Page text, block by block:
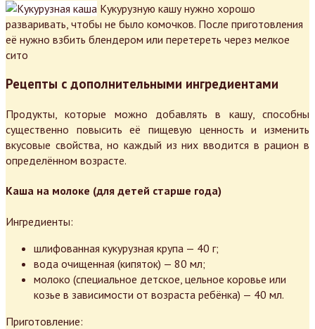
Кукурузную кашу нужно хорошо
разваривать, чтобы не было комочков. После приготовления
её нужно взбить блендером или перетереть через мелкое
сито
Рецепты с дополнительными ингредиентами
Продукты, которые можно добавлять в кашу, способны
существенно повысить её пищевую ценность и изменить
вкусовые свойства, но каждый из них вводится в рацион в
определённом возрасте.
Каша на молоке (для детей старше года)
Ингредиенты:
шлифованная кукурузная крупа — 40 г;
вода очищенная (кипяток) — 80 мл;
молоко (специальное детское, цельное коровье или
козье в зависимости от возраста ребёнка) — 40 мл.
Приготовление: